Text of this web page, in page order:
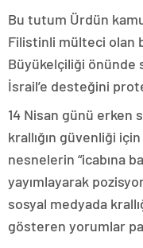
Bu tutum Ürdün
Filistinli mülteci olan
Büyükelçiliği önünde
İsrail’e desteğini
14 Nisan günü erken
krallığın güvenliği
nesnelerin “icabına
yayımlayarak
sosyal medyada
gösteren yorumlar